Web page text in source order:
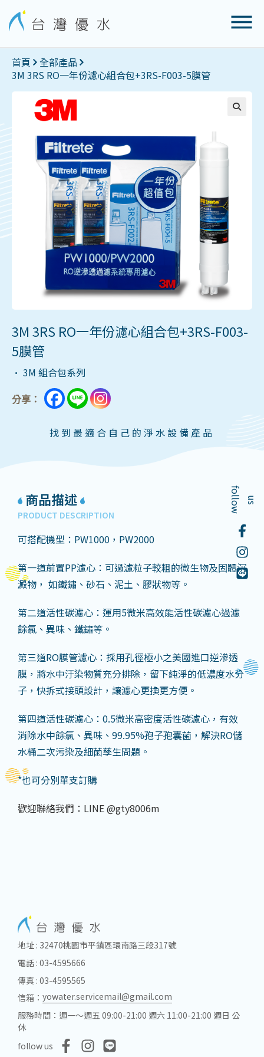
f
o l
l
o
w u
s
首頁
全部產品
3M 3RS RO一年份濾心組合包+3RS-F003-5膜管
3M 3RS RO一年份濾心組合包+3RS-F003-
5膜管
• 3M 組合包系列
分享：
找到最適合自己的淨水設備產品
商品描述
PRODUCT DESCRIPTION
可搭配機型：PW1000，PW2000
第一道前置PP濾心：可過濾粒子較粗的微生物及固體沉
澱物， 如鐵鏽、砂石、泥土、膠狀物等。
第二道活性碳濾心：運用5微米高效能活性碳濾心過濾
餘氯、異味、鐵鏽等。
第三道RO膜管濾心：採用孔徑極小之美國進口逆滲透
膜，將水中汙染物質充分排除，留下純淨的低濃度水分
子，快拆式接頭設計，讓濾心更換更方便。
第四道活性碳濾心：0.5微米高密度活性碳濾心，有效
消除水中餘氯、異味、99.95%孢子孢囊菌，解決RO儲
水桶二次污染及細菌孳生問題。
*也可分別單支訂購
歡迎聯絡我們：LINE @gty8006m
地址 : 32470桃園市平鎮區環南路三段317號
電話 : 03-4595666
傳真 : 03-4595565
信箱： yowater.servicemail@gmail.com
服務時間：週一～週五 09:00-21:00 週六 11:00-21:00 週日 公
休
follow us